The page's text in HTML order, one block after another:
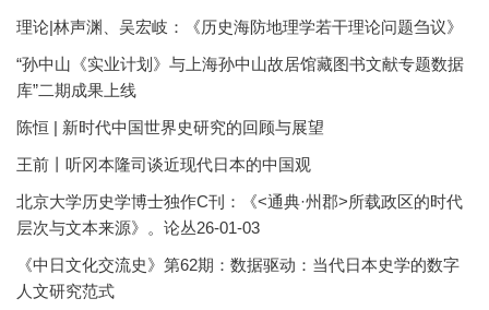
理论|林声渊、吴宏岐：《历史海防地理学若干理论问题刍议》
“孙中山《实业计划》与上海孙中山故居馆藏图书文献专题数据
库”二期成果上线
陈恒 | 新时代中国世界史研究的回顾与展望
王前丨听冈本隆司谈近现代日本的中国观
北京大学历史学博士独作C刊：《<通典·州郡>所载政区的时代
层次与文本来源》。论丛26-01-03
《中日文化交流史》第62期：数据驱动：当代日本史学的数字
人文研究范式